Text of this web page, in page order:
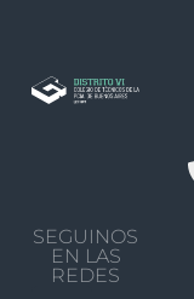
SEGUINOS
EN LAS
REDES